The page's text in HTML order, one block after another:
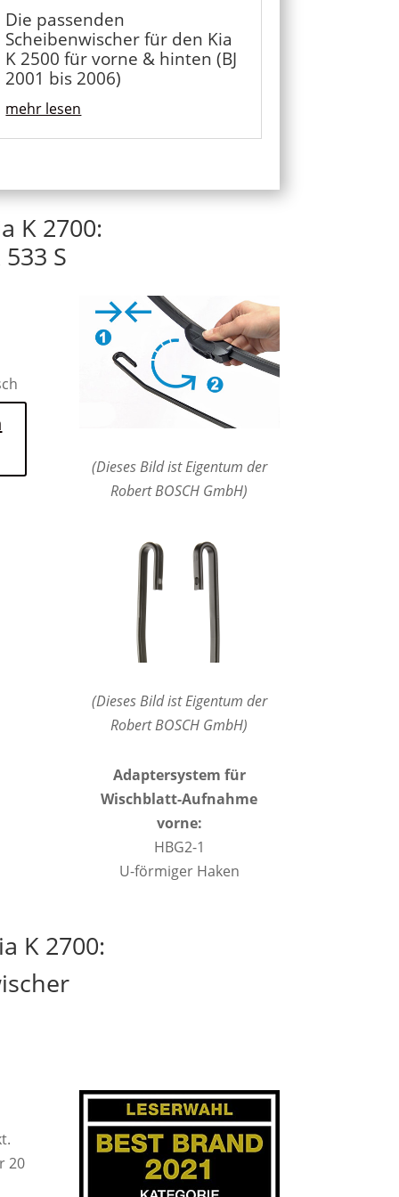
Die passenden
Scheibenwischer für den Kia
K 2500 für vorne & hinten (BJ
2001 bis 2006)
mehr lesen
K 2700:
S
(Dieses Bild ist Eigentum der
Robert BOSCH GmbH)
(Dieses Bild ist Eigentum der
Robert BOSCH GmbH)
Adaptersystem für
Wischblatt-Aufnahme
vorne:
HBG2-1
U-förmiger Haken
K 2700:
20